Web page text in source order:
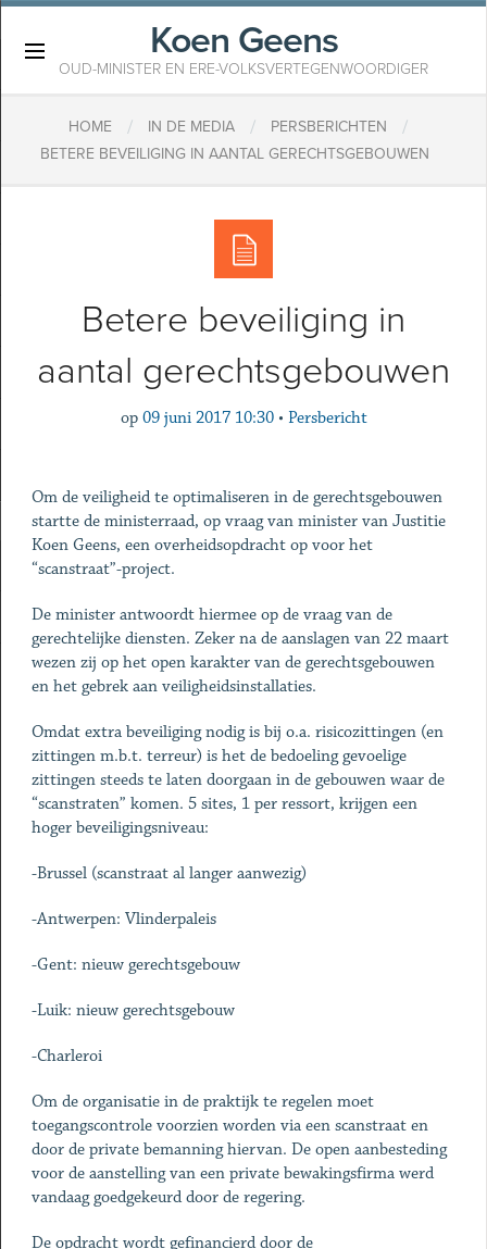
Koen Geens
OUD-MINISTER EN ERE-VOLKSVERTEGENWOORDIGER
HOME / IN DE MEDIA / PERSBERICHTEN /
BETERE BEVEILIGING IN AANTAL GERECHTSGEBOUWEN
Betere beveiliging in
aantal gerechtsgebouwen
op 09 juni 2017 10:30 • Persbericht
Om de veiligheid te optimaliseren in de gerechtsgebouwen
startte de ministerraad, op vraag van minister van Justitie
Koen Geens, een overheidsopdracht op voor het
“scanstraat”-project.
De minister antwoordt hiermee op de vraag van de
gerechtelijke diensten. Zeker na de aanslagen van 22 maart
wezen zij op het open karakter van de gerechtsgebouwen
en het gebrek aan veiligheidsinstallaties.
Omdat extra beveiliging nodig is bij o.a. risicozittingen (en
zittingen m.b.t. terreur) is het de bedoeling gevoelige
zittingen steeds te laten doorgaan in de gebouwen waar de
“scanstraten” komen. 5 sites, 1 per ressort, krijgen een
hoger beveiligingsniveau:
-Brussel (scanstraat al langer aanwezig)
-Antwerpen: Vlinderpaleis
-Gent: nieuw gerechtsgebouw
-Luik: nieuw gerechtsgebouw
-Charleroi
Om de organisatie in de praktijk te regelen moet
toegangscontrole voorzien worden via een scanstraat en
door de private bemanning hiervan. De open aanbesteding
voor de aanstelling van een private bewakingsfirma werd
vandaag goedgekeurd door de regering.
De opdracht wordt gefinancierd door de